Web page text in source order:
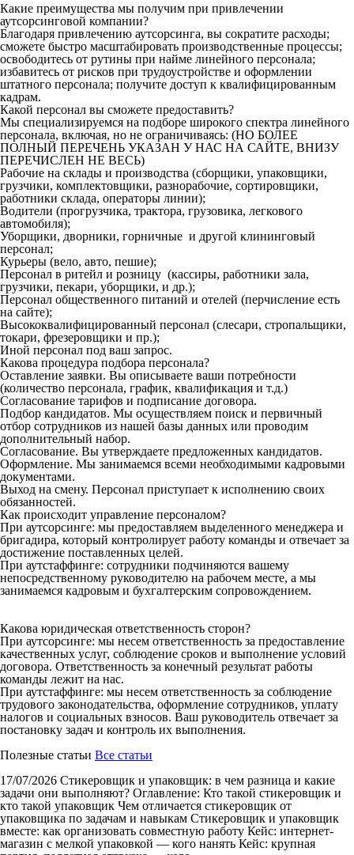
Какие преимущества мы получим при привлечении
аутсорсинговой компании?
Благодаря привлечению аутсорсинга, вы сократите расходы;
сможете быстро масштабировать производственные процессы;
освободитесь от рутины при найме линейного персонала;
избавитесь от рисков при трудоустройстве и оформлении
штатного персонала; получите доступ к квалифицированным
кадрам.
Какой персонал вы сможете предоставить?
Мы специализируемся на подборе широкого спектра линейного
персонала, включая, но не ограничиваясь: (НО БОЛЕЕ
ПОЛНЫЙ ПЕРЕЧЕНЬ УКАЗАН У НАС НА САЙТЕ, ВНИЗУ
ПЕРЕЧИСЛЕН НЕ ВЕСЬ)
Рабочие на склады и производства (сборщики, упаковщики,
грузчики, комплектовщики, разнорабочие, сортировщики,
работники склада, операторы линии);
Водители (прогрузчика, трактора, грузовика, легкового
автомобиля);
Уборщики, дворники, горничные и другой клининговый
персонал;
Курьеры (вело, авто, пешие);
Персонал в ритейл и розницу (кассиры, работники зала,
грузчики, пекари, уборщики, и др.);
Персонал общественного питаний и отелей (перчисление есть
на сайте);
Высококвалифицированный персонал (слесари, стропальщики,
токари, фрезеровщики и пр.);
Иной персонал под ваш запрос.
Какова процедура подбора персонала?
Оставление заявки. Вы описываете ваши потребности
(количество персонала, график, квалификация и т.д.)
Согласование тарифов и подписание договора.
Подбор кандидатов. Мы осуществляем поиск и первичный
отбор сотрудников из нашей базы данных или проводим
дополнительный набор.
Согласование. Вы утверждаете предложенных кандидатов.
Оформление. Мы занимаемся всеми необходимыми кадровыми
документами.
Выход на смену. Персонал приступает к исполнению своих
обязанностей.
Как происходит управление персоналом?
При аутсорсинге: мы предоставляем выделенного менеджера и
бригадира, который контролирует работу команды и отвечает за
достижение поставленных целей.
При аутстаффинге: сотрудники подчиняются вашему
непосредственному руководителю на рабочем месте, а мы
занимаемся кадровым и бухгалтерским сопровождением.
Какова юридическая ответственность сторон?
При аутсорсинге: мы несем ответственность за предоставление
качественных услуг, соблюдение сроков и выполнение условий
договора. Ответственность за конечный результат работы
команды лежит на нас.
При аутстаффинге: мы несем ответственность за соблюдение
трудового законодательства, оформление сотрудников, уплату
налогов и социальных взносов. Ваш руководитель отвечает за
постановку задач и контроль их выполнения.
Полезные статьи Все статьи
17/07/2026 Стикеровщик и упаковщик: в чем разница и какие
задачи они выполняют? Оглавление: Кто такой стикеровщик и
кто такой упаковщик Чем отличается стикеровщик от
упаковщика по задачам и навыкам Стикеровщик и упаковщик
вместе: как организовать совместную работу Кейс: интернет-
магазин с мелкой упаковкой — кого нанять Кейс: крупная